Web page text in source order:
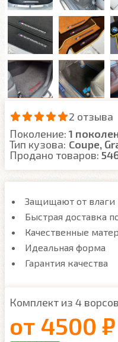
2 отзыва
Поколение: 1
Тип кузова: Coupe,
Продано товаров:
Защищают от влаги
Быстрая доставка
Качественные
Идеальная форма
Гарантия качества
Комплект из 4
от 4500 ₽